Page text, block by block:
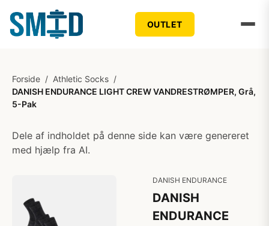
OUTLET
Forside / Athletic Socks /
DANISH ENDURANCE LIGHT CREW VANDRESTRØMPER, Grå,
5-Pak
Dele af indholdet på denne side kan være genereret
med hjælp fra AI.
DANISH ENDURANCE
DANISH
ENDURANCE